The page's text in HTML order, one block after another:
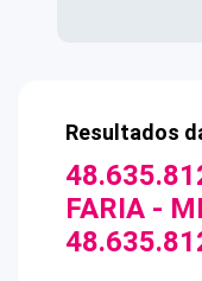
Resultados
FARIA -